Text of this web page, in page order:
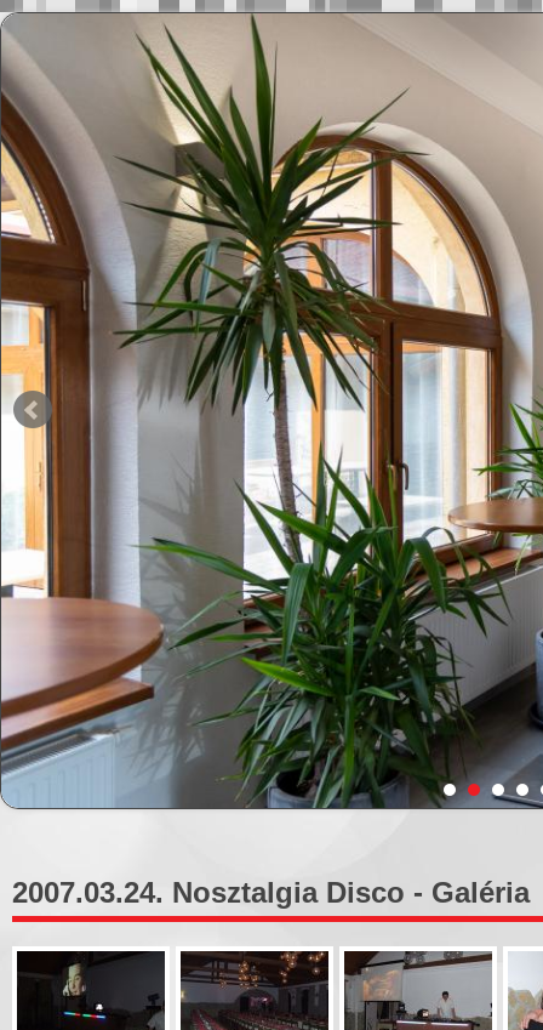
2007.03.24. Nosztalgia Disco - Galéria